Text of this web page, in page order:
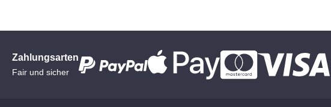
Zahlungsarten
Fair und sicher